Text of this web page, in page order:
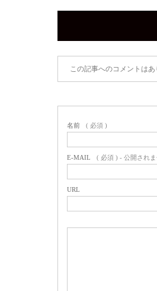
この記事へのコメントはあ
名前 ( 必須 )
E-MAIL ( 必須 ) - 公開され
URL